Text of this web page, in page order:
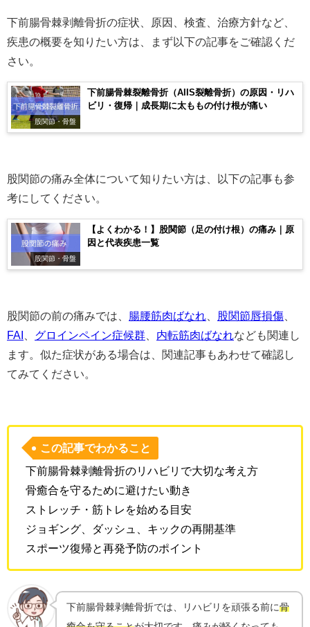
下前腸骨棘剥離骨折の症状、原因、検査、治療方針など、
疾患の概要を知りたい方は、まず以下の記事をご確認くだ
さい。
股関節・骨盤
下前腸骨棘裂離骨折（AIIS裂離骨折）の原因・リハ
ビリ・復帰｜成長期に太ももの付け根が痛い
股関節の痛み全体について知りたい方は、以下の記事も参
考にしてください。
股関節・骨盤
【よくわかる！】股関節（足の付け根）の痛み｜原
因と代表疾患一覧
股関節の前の痛みでは、 腸腰筋肉ばなれ 股関節唇損傷
FAI
グロインペイン症候群 内転筋肉ばなれ なども関連し
ます。似た症状がある場合は、関連記事もあわせて確認し
てみてください。
この記事でわかること
下前腸骨棘剥離骨折のリハビリで大切な考え方
骨癒合を守るために避けたい動き
ストレッチ・筋トレを始める目安
ジョギング、ダッシュ、キックの再開基準
スポーツ復帰と再発予防のポイント
下前腸骨棘剥離骨折では、リハビリを頑張る前に骨